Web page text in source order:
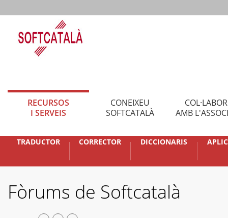
RECURSOS
I SERVEIS
CONEIXEU
SOFTCATALÀ
AMB
TRADUCTOR CORRECTOR DICCIONARIS
Fòrums de Softcatalà